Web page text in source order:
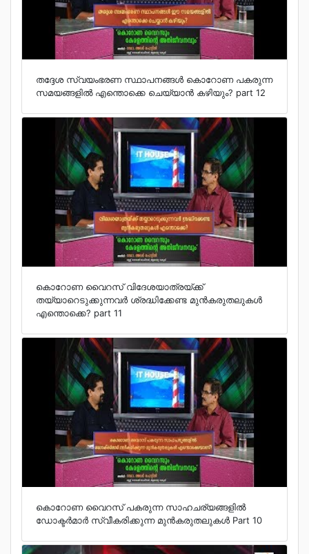
തദ്ദേശ സ്വയംഭരണ സ്ഥാപനങ്ങള്‍ കൊറോണ പകരുന്ന
സമയങ്ങളില്‍ എന്തൊക്കെ ചെയ്യാന്‍ കഴിയും? part 12
കൊറോണ വൈറസ് വിദേശയാത്രയ്ക്ക്
തയ്യാറെടുക്കുന്നവര്‍ ശ്രദ്ധിക്കേണ്ട മുന്‍കരുതലുകള്‍
എന്തൊക്കെ? part 11
കൊറോണ വൈറസ് പകരുന്ന സാഹചര്യങ്ങളില്‍
ഡോക്ടര്‍മാര്‍ സ്വീകരിക്കുന്ന മുന്‍കരുതലുകള്‍ Part 10